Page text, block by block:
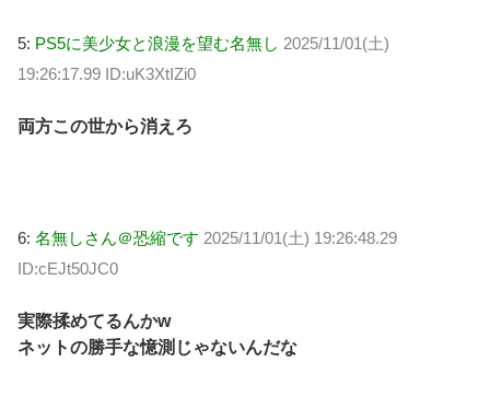
5: PS5に美少女と浪漫を望む名無し 2025/11/01(土)
19:26:17.99 ID:uK3XtIZi0
両方この世から消えろ
6: 名無しさん＠恐縮です 2025/11/01(土) 19:26:48.29
ID:cEJt50JC0
実際揉めてるんかw
ネットの勝手な憶測じゃないんだな